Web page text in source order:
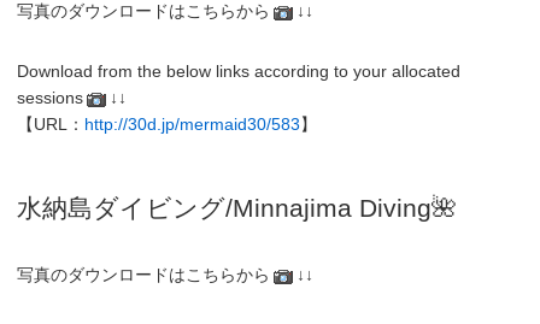
写真のダウンロードはこちらから ↓↓
Download from the below links according to your allocated
sessions
↓↓
【URL： http://30d.jp/mermaid30/583】
水納島ダイビング/Minnajima Diving🌺
写真のダウンロードはこちらから ↓↓